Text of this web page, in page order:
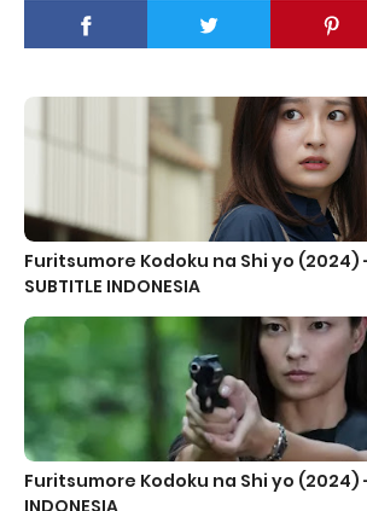
Furitsumore Kodoku na Shi yo (2024) -
SUBTITLE INDONESIA
Furitsumore Kodoku na Shi yo (2024) -
INDONESIA